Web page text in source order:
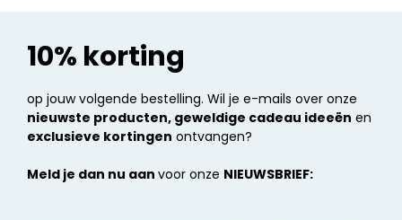
10% korting
op jouw volgende bestelling. Wil je e-mails over onze
nieuwste producten, geweldige cadeau ideeën en
exclusieve kortingen ontvangen?
Meld je dan nu aan voor onze NIEUWSBRIEF: